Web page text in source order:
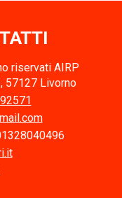
riservati AIRP
57127 Livorno